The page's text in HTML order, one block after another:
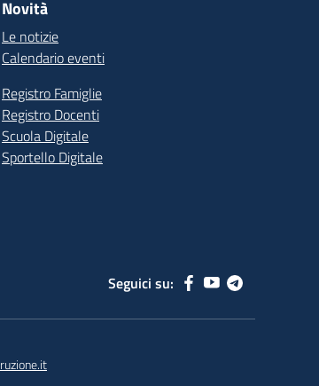
Novità
Le notizie
Calendario eventi
Registro Famiglie
Registro Docenti
Scuola Digitale
Sportello Digitale
Seguici su: